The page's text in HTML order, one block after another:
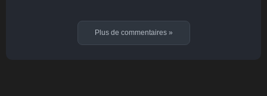
Plus de commentaires »